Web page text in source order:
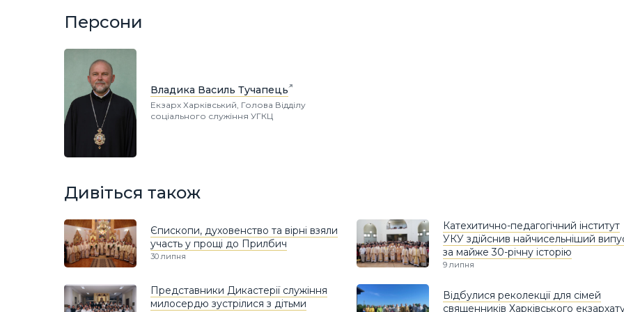
Персони
Владика Василь Тучапець
Екзарх Харківський, Голова Відділу
соціального служіння УГКЦ
Дивіться також
Єпископи, духовенство та вірні взяли
участь у прощі до Прилбич
30 липня
Катехитично-педагогічний інститут
УКУ здійснив найчисельніший
за майже 30-річну історію
9 липня
Представники Дикастерії служіння
милосердю зустрілися з дітьми
Відбулися реколекції для сімей
священників Харківського